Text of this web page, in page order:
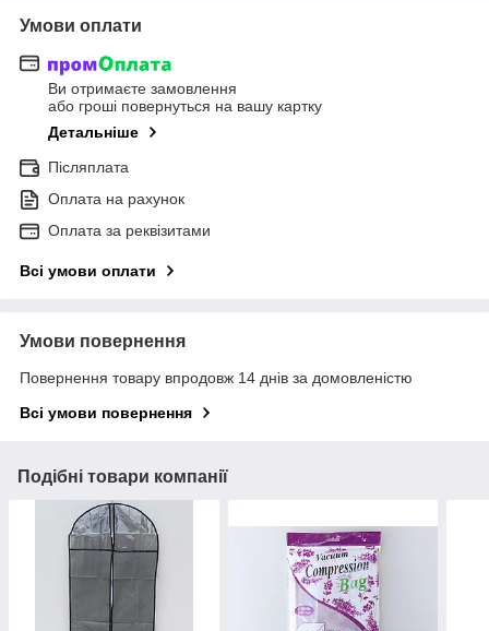
Умови оплати
Ви отримаєте замовлення
або гроші повернуться на вашу картку
Детальніше
Післяплата
Оплата на рахунок
Оплата за реквізитами
Всі умови оплати
Умови повернення
Повернення товару впродовж 14 днів за домовленістю
Всі умови повернення
Подібні товари компанії